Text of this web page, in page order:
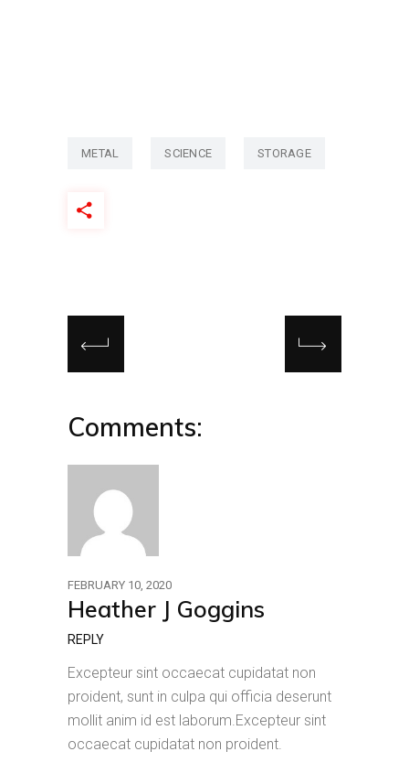
METAL SCIENCE STORAGE
Comments:
FEBRUARY 10, 2020
Heather J Goggins
REPLY
Excepteur sint occaecat cupidatat non
proident, sunt in culpa qui officia deserunt
mollit anim id est laborum.Excepteur sint
occaecat cupidatat non proident.